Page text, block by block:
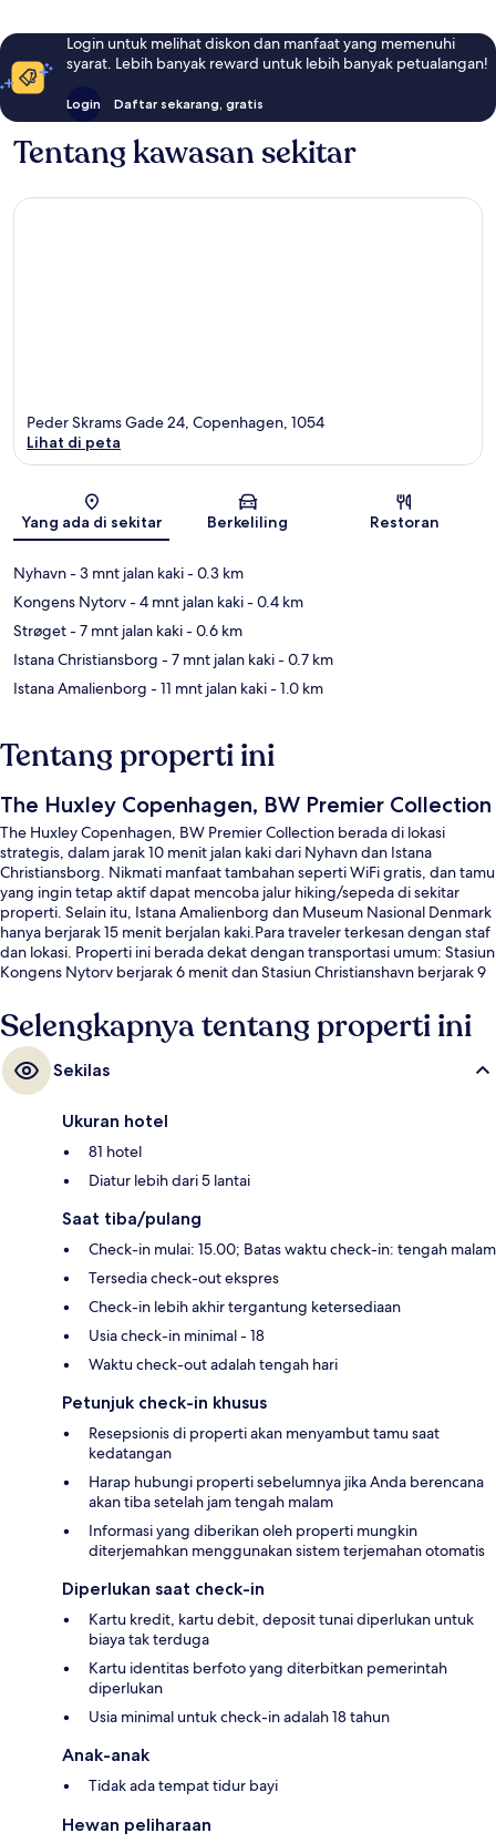
Login untuk melihat diskon dan manfaat yang memenuhi
syarat. Lebih banyak reward untuk lebih banyak petualangan!
Login Daftar sekarang, gratis
Tentang kawasan sekitar
Peta
Peder Skrams Gade 24, Copenhagen, 1054
Lihat di peta
Yang ada di sekitar Berkeliling Restoran
Nyhavn- 3 mnt jalan kaki- 0.3 km
Kongens Nytorv- 4 mnt jalan kaki- 0.4 km
Strøget- 7 mnt jalan kaki- 0.6 km
Istana Christiansborg - 7 mnt jalan kaki- 0.7 km
Istana Amalienborg - 11 mnt jalan kaki- 1.0 km
Tentang properti ini
The Huxley Copenhagen, BW Premier Collection
The Huxley Copenhagen, BW Premier Collection berada di lokasi
strategis, dalam jarak 10 menit jalan kaki dari Nyhavn dan Istana
Christiansborg. Nikmati manfaat tambahan seperti WiFi gratis, dan tamu
yang ingin tetap aktif dapat mencoba jalur hiking/sepeda di sekitar
properti. Selain itu, Istana Amalienborg dan Museum Nasional Denmark
hanya berjarak 15 menit berjalan kaki.Para traveler terkesan dengan staf
dan lokasi. Properti ini berada dekat dengan transportasi umum: Stasiun
Kongens Nytorv berjarak 6 menit dan Stasiun Christianshavn berjarak 9
Selengkapnya tentang properti ini
Sekilas
Ukuran hotel
81 hotel
Diatur lebih dari 5 lantai
Saat tiba/pulang
Check-in mulai: 15.00; Batas waktu check-in: tengah malam
Tersedia check-out ekspres
Check-in lebih akhir tergantung ketersediaan
Usia check-in minimal - 18
Waktu check-out adalah tengah hari
Petunjuk check-in khusus
Resepsionis di properti akan menyambut tamu saat
kedatangan
Harap hubungi properti sebelumnya jika Anda berencana
akan tiba setelah jam tengah malam
Informasi yang diberikan oleh properti mungkin
diterjemahkan menggunakan sistem terjemahan otomatis
Diperlukan saat check-in
Kartu kredit, kartu debit, deposit tunai diperlukan untuk
biaya tak terduga
Kartu identitas berfoto yang diterbitkan pemerintah
diperlukan
Usia minimal untuk check-in adalah 18 tahun
Anak-anak
Tidak ada tempat tidur bayi
Hewan peliharaan